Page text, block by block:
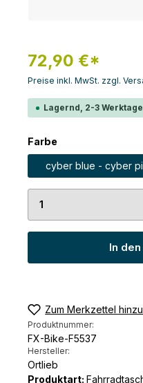
72,90 €*
Preise inkl. MwSt. zzgl.
Lagernd, 2-3
Farbeauswählen
cyber blue - cyber
Produkt Anzahl:
In
Zum Merkzettel
Produktnummer:
FX-Bike-F5537
Hersteller:
Ortlieb
Produktart: